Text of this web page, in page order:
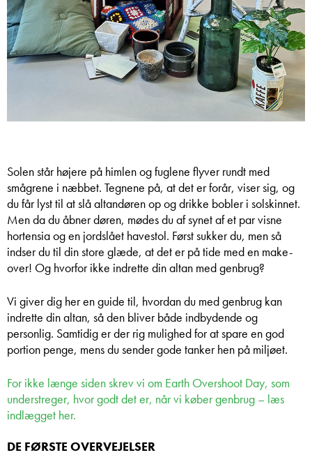
Solen står højere på himlen og fuglene flyver rundt med
smågrene i næbbet. Tegnene på, at det er forår, viser sig, og
du får lyst til at slå altandøren op og drikke bobler i solskinnet.
Men da du åbner døren, mødes du af synet af et par visne
hortensia og en jordslået havestol. Først sukker du, men så
indser du til din store glæde, at det er på tide med en make-
over! Og hvorfor ikke indrette din altan med genbrug?
Vi giver dig her en guide til, hvordan du med genbrug kan
indrette din altan, så den bliver både indbydende og
personlig. Samtidig er der rig mulighed for at spare en god
portion penge, mens du sender gode tanker hen på miljøet.
For ikke længe siden skrev vi om Earth Overshoot Day, som
understreger, hvor godt det er, når vi køber genbrug – læs
indlægget her.
DE FØRSTE OVERVEJELSER